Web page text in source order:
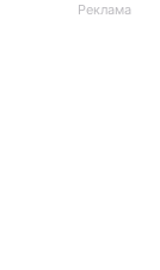
Реклама